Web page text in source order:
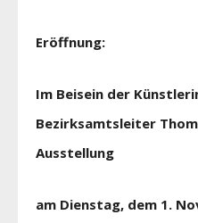
Eröffnung:
Im Beisein der
Bezirksamtsleiter
Ausstellung
am Dienstag, dem 1.